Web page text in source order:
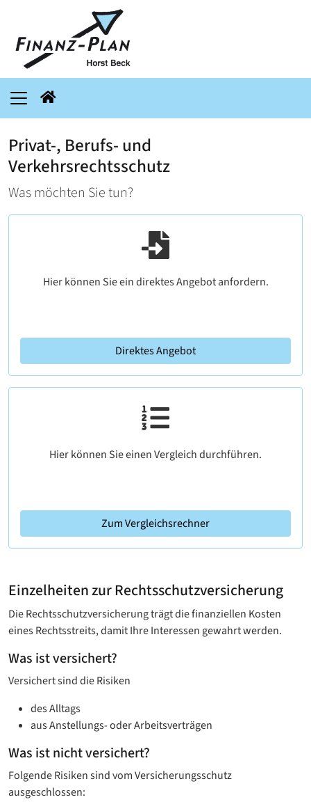
Privat-, Berufs- und
Verkehrsrechtsschutz
Was möchten Sie tun?
Hier können Sie ein direktes Angebot anfordern.
Direktes Angebot
Hier können Sie einen Vergleich durchführen.
Zum Vergleichsrechner
Einzelheiten zur Rechtsschutzversicherung
Die Rechtsschutzversicherung trägt die finanziellen Kosten
eines Rechtsstreits, damit Ihre Interessen gewahrt werden.
Was ist versichert?
Versichert sind die Risiken
des Alltags
aus Anstellungs- oder Arbeitsverträgen
Was ist nicht versichert?
Folgende Risiken sind vom Versicherungsschutz
ausgeschlossen: